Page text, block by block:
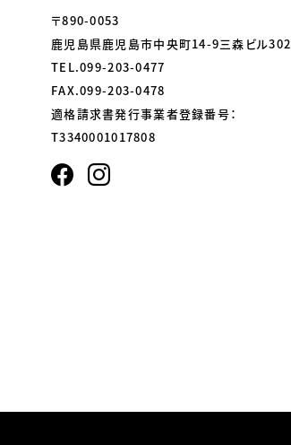
〒890-0053
鹿児島県鹿児島市中央町14-9三森ビル302
TEL.099-203-0477
FAX.099-203-0478
適格請求書発行事業者登録番号：
T3340001017808